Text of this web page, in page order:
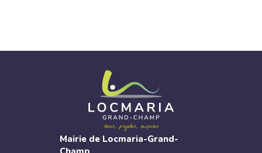
Mairie de Locmaria-Grand-